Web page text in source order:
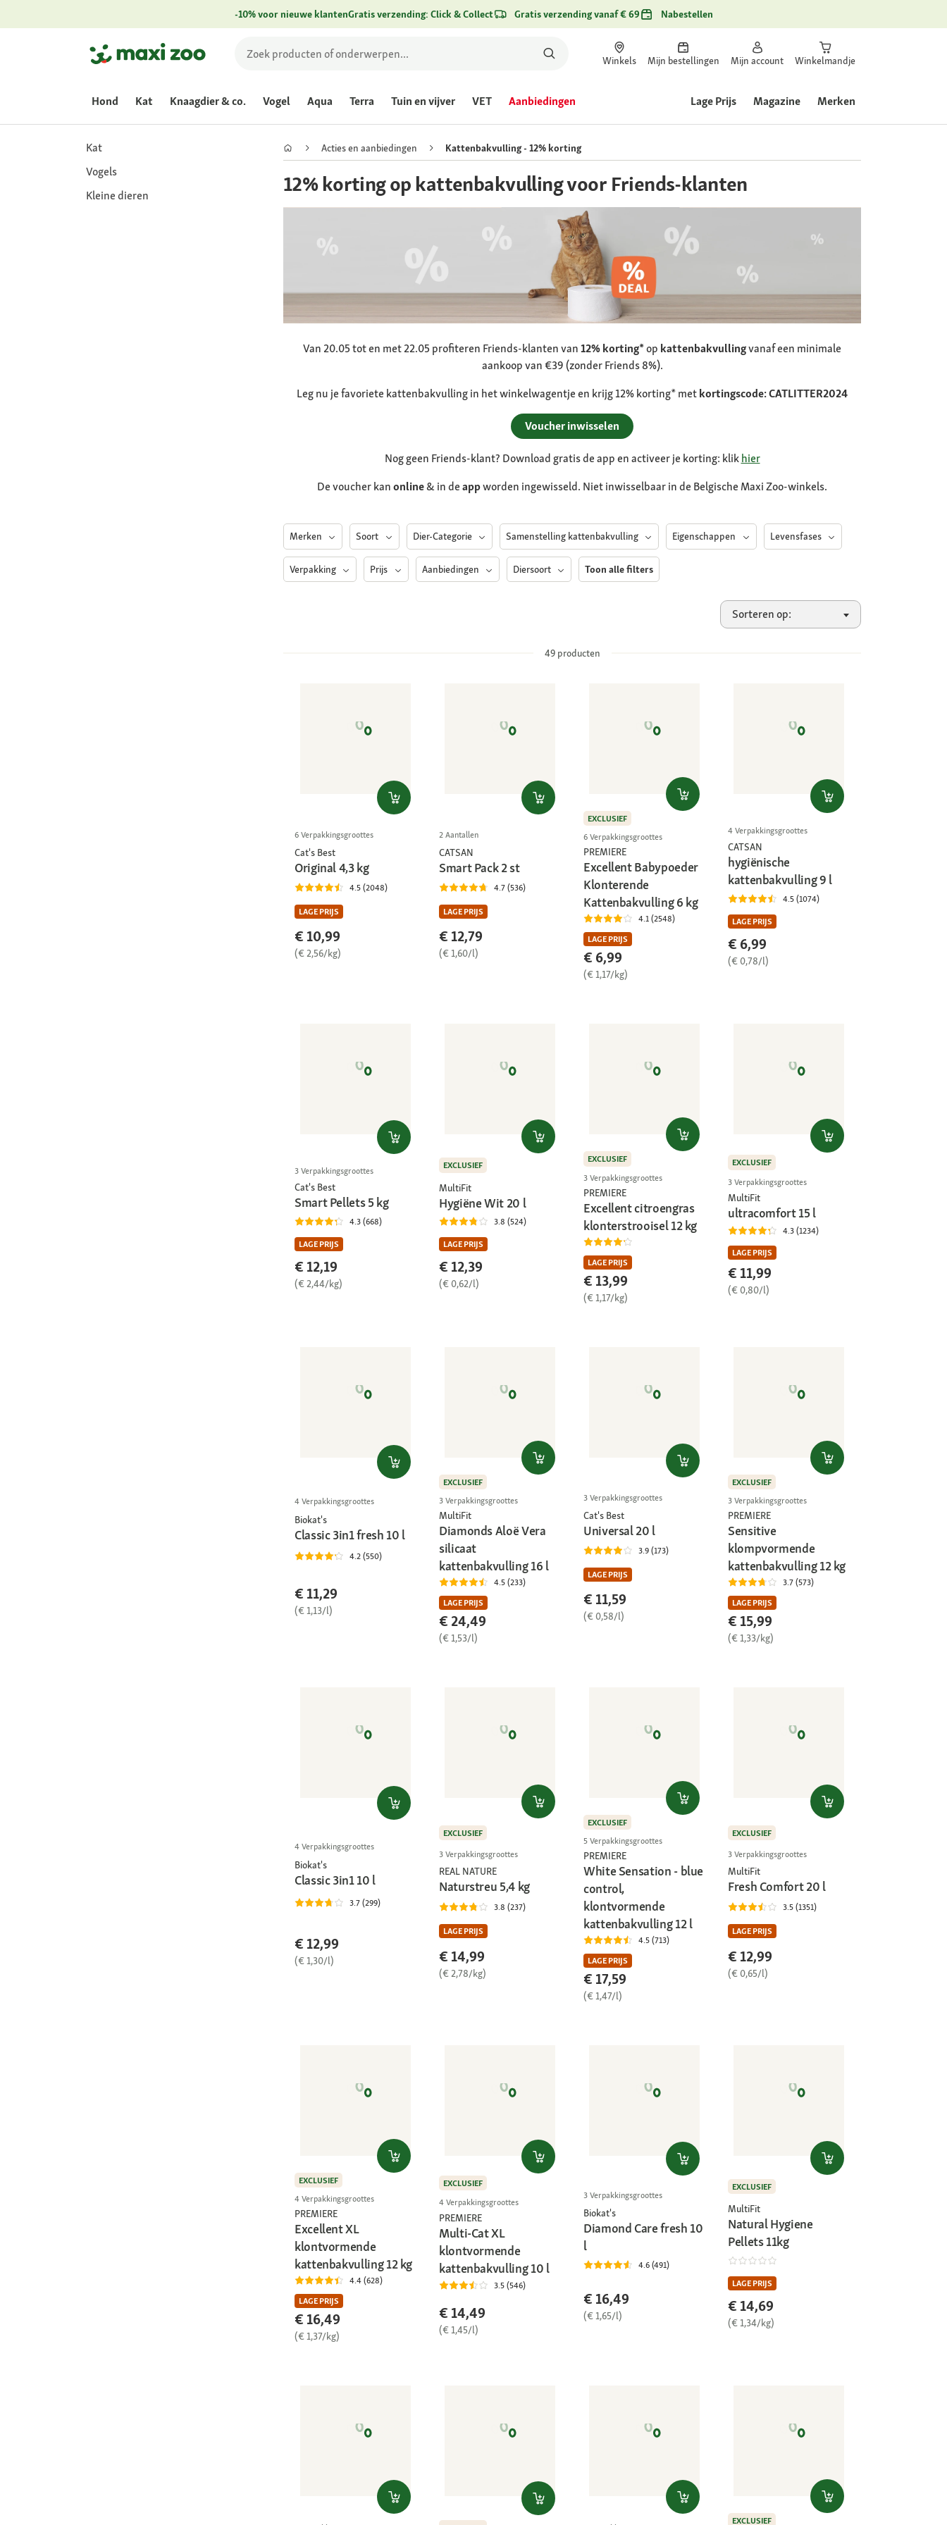
-10% voor nieuwe klantenGratis verzending: Click & Collect Gratis verzending vanaf € 69 Nabestellen
Winkels Mijn bestellingen Mijn account Winkelmandje
Hond Kat Knaagdier & co. Vogel Aqua Terra Tuin en vijver VET Aanbiedingen Lage Prijs Magazine Merken
Kat
Vogels
Kleine dieren
Acties en aanbiedingen Kattenbakvulling - 12% korting
12% korting op kattenbakvulling voor Friends-klanten
Van 20.05 tot en met 22.05 profiteren Friends-klanten van12% korting*op kattenbakvullingvanaf een minimale
aankoop van €39 (zonder Friends 8%).
Leg nu je favoriete kattenbakvulling in het winkelwagentje en krijg 12% korting* metkortingscode: CATLITTER2024
Voucher inwisselen
Nog geen Friends-klant? Download gratis de app en activeer je korting: klikhier
De voucher kanonline& in deappworden ingewisseld. Niet inwisselbaar in de Belgische Maxi Zoo-winkels.
Merken Soort Dier-Categorie Samenstelling kattenbakvulling Eigenschappen Levensfases
Verpakking Prijs Aanbiedingen Diersoort Toon alle filters
Sorteren op:
49producten
6 Verpakkingsgroottes
Cat's Best
Original 4,3 kg
4.5 (2048)
LAGE PRIJS
€ 10,99
(€ 2,56/kg)
2 Aantallen
CATSAN
Smart Pack 2 st
4.7 (536)
LAGE PRIJS
€ 12,79
(€ 1,60/l)
EXCLUSIEF
6 Verpakkingsgroottes
PREMIERE
Excellent Babypoeder
Klonterende
Kattenbakvulling 6 kg
4.1 (2548)
LAGE PRIJS
€ 6,99
(€ 1,17/kg)
4 Verpakkingsgroottes
CATSAN
hygiënische
kattenbakvulling 9 l
4.5 (1074)
LAGE PRIJS
€ 6,99
(€ 0,78/l)
3 Verpakkingsgroottes
Cat's Best
Smart Pellets 5 kg
4.3 (668)
LAGE PRIJS
€ 12,19
(€ 2,44/kg)
EXCLUSIEF
MultiFit
Hygiëne Wit 20 l
3.8 (524)
LAGE PRIJS
€ 12,39
(€ 0,62/l)
EXCLUSIEF
3 Verpakkingsgroottes
PREMIERE
Excellent citroengras
klonterstrooisel 12 kg
LAGE PRIJS
€ 13,99
(€ 1,17/kg)
EXCLUSIEF
3 Verpakkingsgroottes
MultiFit
ultracomfort 15 l
4.3 (1234)
LAGE PRIJS
€ 11,99
(€ 0,80/l)
4 Verpakkingsgroottes
Biokat's
Classic 3in1 fresh 10 l
4.2 (550)
€ 11,29
(€ 1,13/l)
EXCLUSIEF
3 Verpakkingsgroottes
MultiFit
Diamonds Aloë Vera
silicaat
kattenbakvulling 16 l
4.5 (233)
LAGE PRIJS
€ 24,49
(€ 1,53/l)
3 Verpakkingsgroottes
Cat's Best
Universal 20 l
3.9 (173)
LAGE PRIJS
€ 11,59
(€ 0,58/l)
EXCLUSIEF
3 Verpakkingsgroottes
PREMIERE
Sensitive
klompvormende
kattenbakvulling 12 kg
3.7 (573)
LAGE PRIJS
€ 15,99
(€ 1,33/kg)
4 Verpakkingsgroottes
Biokat's
Classic 3in1 10 l
3.7 (299)
€ 12,99
(€ 1,30/l)
EXCLUSIEF
3 Verpakkingsgroottes
REAL NATURE
Naturstreu 5,4 kg
3.8 (237)
LAGE PRIJS
€ 14,99
(€ 2,78/kg)
EXCLUSIEF
5 Verpakkingsgroottes
PREMIERE
White Sensation - blue
control,
klontvormende
kattenbakvulling 12 l
4.5 (713)
LAGE PRIJS
€ 17,59
(€ 1,47/l)
EXCLUSIEF
3 Verpakkingsgroottes
MultiFit
Fresh Comfort 20 l
3.5 (1351)
LAGE PRIJS
€ 12,99
(€ 0,65/l)
EXCLUSIEF
4 Verpakkingsgroottes
PREMIERE
Excellent XL
klontvormende
kattenbakvulling 12 kg
4.4 (628)
LAGE PRIJS
€ 16,49
(€ 1,37/kg)
EXCLUSIEF
4 Verpakkingsgroottes
PREMIERE
Multi-Cat XL
klontvormende
kattenbakvulling 10 l
3.5 (546)
€ 14,49
(€ 1,45/l)
3 Verpakkingsgroottes
Biokat's
Diamond Care fresh 10
l
4.6 (491)
€ 16,49
(€ 1,65/l)
EXCLUSIEF
MultiFit
Natural Hygiene
Pellets 11kg
LAGE PRIJS
€ 14,69
(€ 1,34/kg)
EXCLUSIEF